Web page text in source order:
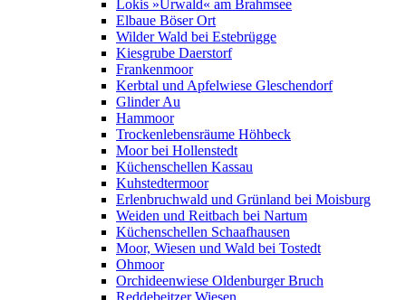
Lokis »Urwald« am Brahmsee
Elbaue Böser Ort
Wilder Wald bei Estebrügge
Kiesgrube Daerstorf
Frankenmoor
Kerbtal und Apfelwiese Gleschendorf
Glinder Au
Hammoor
Trockenlebensräume Höhbeck
Moor bei Hollenstedt
Küchenschellen Kassau
Kuhstedtermoor
Erlenbruchwald und Grünland bei Moisburg
Weiden und Reitbach bei Nartum
Küchenschellen Schaafhausen
Moor, Wiesen und Wald bei Tostedt
Ohmoor
Orchideenwiese Oldenburger Bruch
Reddebeitzer Wiesen